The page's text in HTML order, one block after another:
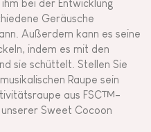
bei der Entwicklung
Geräusche
Außerdem kann es seine
indem es mit den
sie schüttelt. Stellen Sie
Raupe sein
aus FSC™-
Sweet Cocoon